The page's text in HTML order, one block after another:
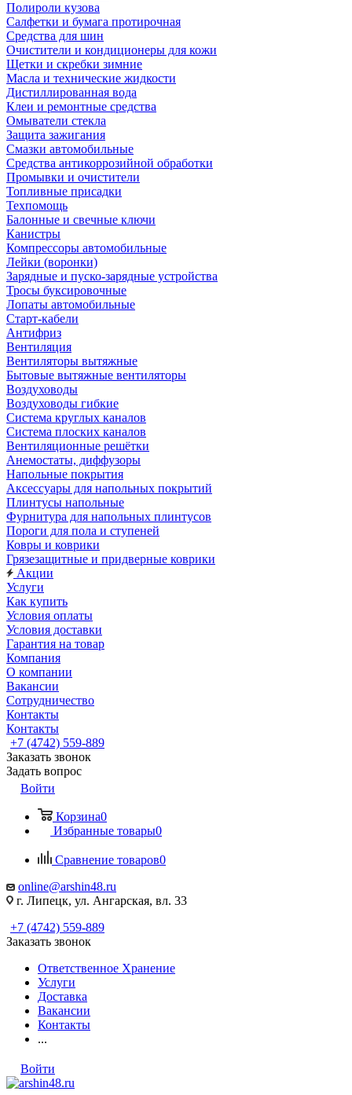
Полироли кузова
Салфетки и бумага протирочная
Средства для шин
Очистители и кондиционеры для кожи
Щетки и скребки зимние
Масла и технические жидкости
Дистиллированная вода
Клеи и ремонтные средства
Омыватели стекла
Защита зажигания
Смазки автомобильные
Средства антикоррозийной обработки
Промывки и очистители
Топливные присадки
Техпомощь
Балонные и свечные ключи
Канистры
Компрессоры автомобильные
Лейки (воронки)
Зарядные и пуско-зарядные устройства
Тросы буксировочные
Лопаты автомобильные
Старт-кабели
Антифриз
Вентиляция
Вентиляторы вытяжные
Бытовые вытяжные вентиляторы
Воздуховоды
Воздуховоды гибкие
Система круглых каналов
Система плоских каналов
Вентиляционные решётки
Анемостаты, диффузоры
Напольные покрытия
Аксессуары для напольных покрытий
Плинтусы напольные
Фурнитура для напольных плинтусов
Пороги для пола и ступеней
Ковры и коврики
Грязезащитные и придверные коврики
Акции
Услуги
Как купить
Условия оплаты
Условия доставки
Гарантия на товар
Компания
О компании
Вакансии
Сотрудничество
Контакты
Контакты
+7 (4742) 559-889
Заказать звонок
Задать вопрос
Войти
Корзина0
Избранные товары0
Сравнение товаров0
online@arshin48.ru
г. Липецк, ул. Ангарская, вл. 33
+7 (4742) 559-889
Заказать звонок
Ответственное Хранение
Услуги
Доставка
Вакансии
Контакты
...
Войти